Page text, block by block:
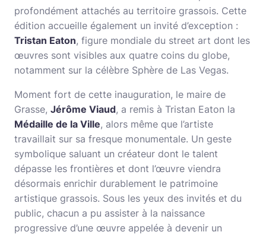
profondément attachés au territoire grassois. Cette
édition accueille également un invité d’exception :
Tristan Eaton, figure mondiale du street art dont les
œuvres sont visibles aux quatre coins du globe,
notamment sur la célèbre Sphère de Las Vegas.
Moment fort de cette inauguration, le maire de
Grasse, Jérôme Viaud, a remis à Tristan Eaton la
Médaille de la Ville, alors même que l’artiste
travaillait sur sa fresque monumentale. Un geste
symbolique saluant un créateur dont le talent
dépasse les frontières et dont l’œuvre viendra
désormais enrichir durablement le patrimoine
artistique grassois. Sous les yeux des invités et du
public, chacun a pu assister à la naissance
progressive d’une œuvre appelée à devenir un